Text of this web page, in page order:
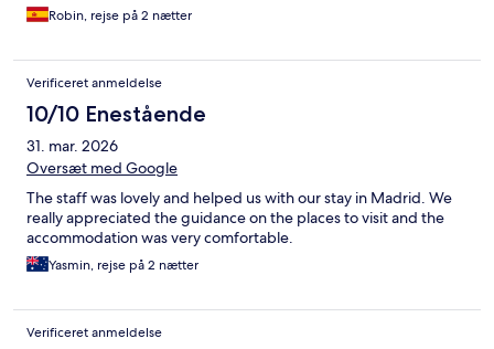
Robin, rejse på 2 nætter
Verificeret anmeldelse
10/10 Enestående
31. mar. 2026
Oversæt med Google
The staff was lovely and helped us with our stay in Madrid. We
really appreciated the guidance on the places to visit and the
accommodation was very comfortable.
Yasmin, rejse på 2 nætter
Verificeret anmeldelse